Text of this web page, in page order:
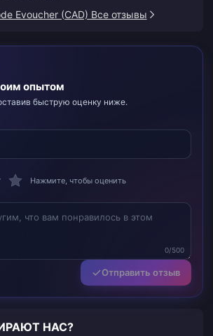
Evoucher (CAD) Все отзывы
опытом
быструю оценку ниже.
Нажмите, чтобы оценить
0/500
Отправить отзыв
НАС?